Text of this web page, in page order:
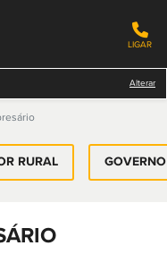
LIGAR
Alterar
RURAL GOVERNO